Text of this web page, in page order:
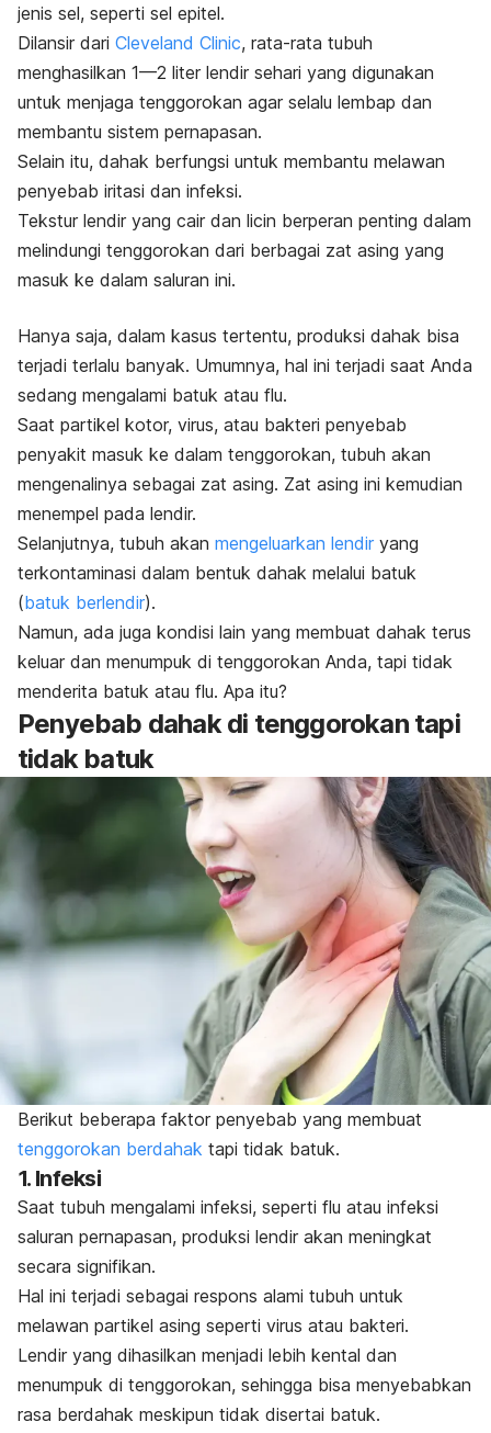
jenis sel, seperti sel epitel.
Dilansir dari Cleveland Clinic, rata-rata tubuh
menghasilkan 1—2 liter lendir sehari yang digunakan
untuk menjaga tenggorokan agar selalu lembap dan
membantu sistem pernapasan.
Selain itu, dahak berfungsi untuk membantu melawan
penyebab iritasi dan infeksi.
Tekstur lendir yang cair dan licin berperan penting dalam
melindungi tenggorokan dari berbagai zat asing yang
masuk ke dalam saluran ini.
Hanya saja, dalam kasus tertentu, produksi dahak bisa
terjadi terlalu banyak. Umumnya, hal ini terjadi saat Anda
sedang mengalami batuk atau flu.
Saat partikel kotor, virus, atau bakteri penyebab
penyakit masuk ke dalam tenggorokan, tubuh akan
mengenalinya sebagai zat asing. Zat asing ini kemudian
menempel pada lendir.
Selanjutnya, tubuh akan mengeluarkan lendir yang
terkontaminasi dalam bentuk dahak melalui batuk
(batuk berlendir).
Namun, ada juga kondisi lain yang membuat dahak terus
keluar dan menumpuk di tenggorokan Anda, tapi tidak
menderita batuk atau flu. Apa itu?
Penyebab dahak di tenggorokan tapi
tidak batuk
Berikut beberapa faktor penyebab yang membuat
tenggorokan berdahak tapi tidak batuk.
1. Infeksi
Saat tubuh mengalami infeksi, seperti flu atau infeksi
saluran pernapasan, produksi lendir akan meningkat
secara signifikan.
Hal ini terjadi sebagai respons alami tubuh untuk
melawan partikel asing seperti virus atau bakteri.
Lendir yang dihasilkan menjadi lebih kental dan
menumpuk di tenggorokan, sehingga bisa menyebabkan
rasa berdahak meskipun tidak disertai batuk.